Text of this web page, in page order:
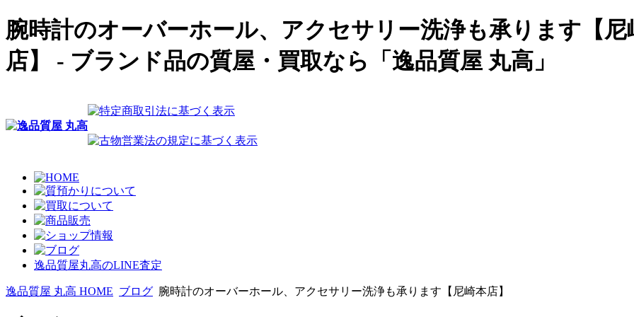
腕時計のオーバーホール、アクセサリー洗浄も承ります【尼
店】 - ブランド品の質屋・買取なら「逸品質屋 丸高」
逸品質屋丸高のLINE査定
逸品質屋 丸高 HOME ブログ 腕時計のオーバーホール、アクセサリー洗浄も承ります【尼崎本店】